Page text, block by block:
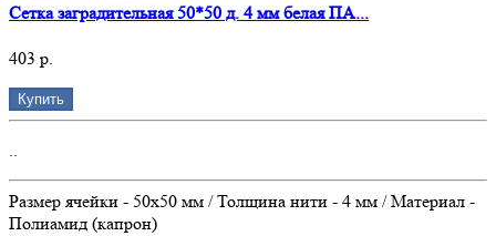
Сетка заградительная 50*50 д. 4 мм белая ПА...
403 р.
Купить
..
Размер ячейки - 50х50 мм / Толщина нити - 4 мм / Материал -
Полиамид (капрон)